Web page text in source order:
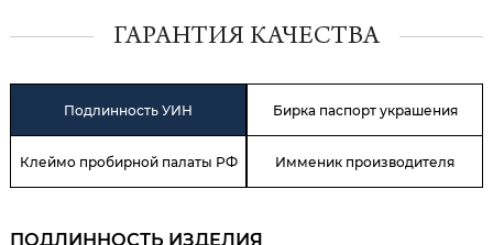
ГАРАНТИЯ КАЧЕСТВА
Подлинность УИН Бирка паспорт украшения
Клеймо пробирной палаты РФ Имменик производителя
ПОДЛИННОСТЬ ИЗДЕЛИЯ